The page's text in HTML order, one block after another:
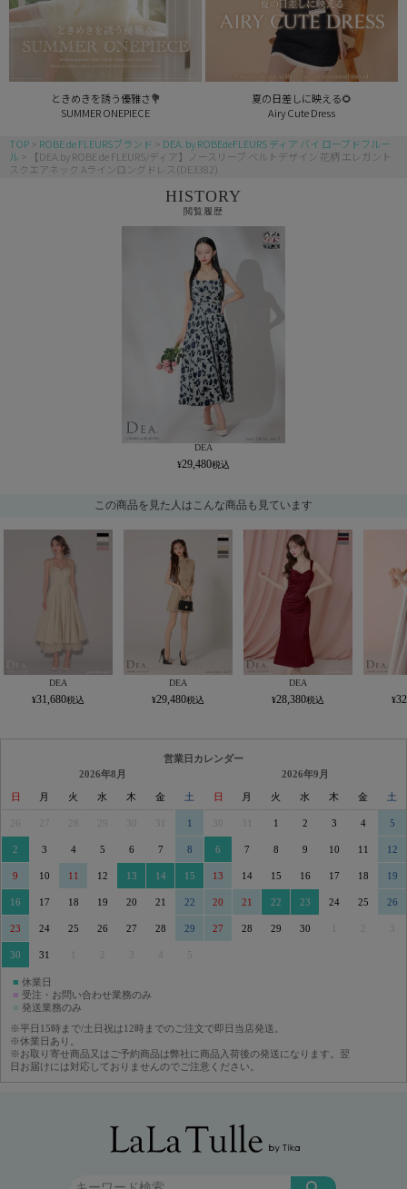
ときめきを誘う優雅さ💐
SUMMER ONEPIECE
夏の日差しに映える🌻
Airy Cute Dress
TOP ROBE de FLEURSブランド
DEA. by ROBEdeFLEURS ディア バイ ローブドフルー
ル
【DEA.by ROBE de FLEURS/ディア】ノースリーブ ベルトデザイン 花柄 エレガント
スクエアネック Aラインロングドレス(DE3382)
HISTORY
閲覧履歴
DEA
29,480
この商品を見た人はこんな商品も見ています
DEA
31,680
DEA
29,480
DEA
28,380
営業日カレンダー
2026年8月
日 月 火 水 木 金 土
1
2 3 4 5 6 7 8
9 10 11 12 13 14 15
16 17 18 19 20 21 22
23 24 25 26 27 28 29
30 31 5
2026年9月
日 月 火 水 木 金 土
1 2 3 4 5
6 7 8 9 10 11 12
13 14 15 16 17 18 19
20 21 22 23 24 25 26
27 28 29 30
■ 休業日
■ 受注・お問い合わせ業務のみ
■ 発送業務のみ
※平日15時まで/土日祝は12時までのご注文で即日当店発送。
※休業日あり。
※お取り寄せ商品又はご予約商品は弊社に商品入荷後の発送になります。翌
日お届けには対応しておりませんのでご注意ください。